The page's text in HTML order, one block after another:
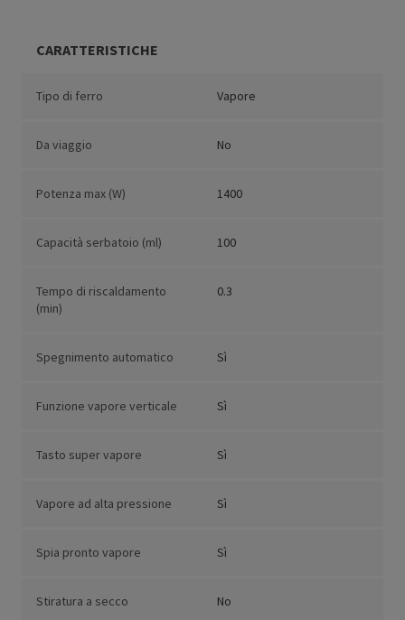
CARATTERISTICHE
Tipo di ferro Vapore
Da viaggio No
Potenza max (W) 1400
Capacità serbatoio (ml) 100
Tempo di riscaldamento
(min)
0.3
Spegnimento automatico Sì
Funzione vapore verticale Sì
Tasto super vapore Sì
Vapore ad alta pressione Sì
Spia pronto vapore Sì
Stiratura a secco No